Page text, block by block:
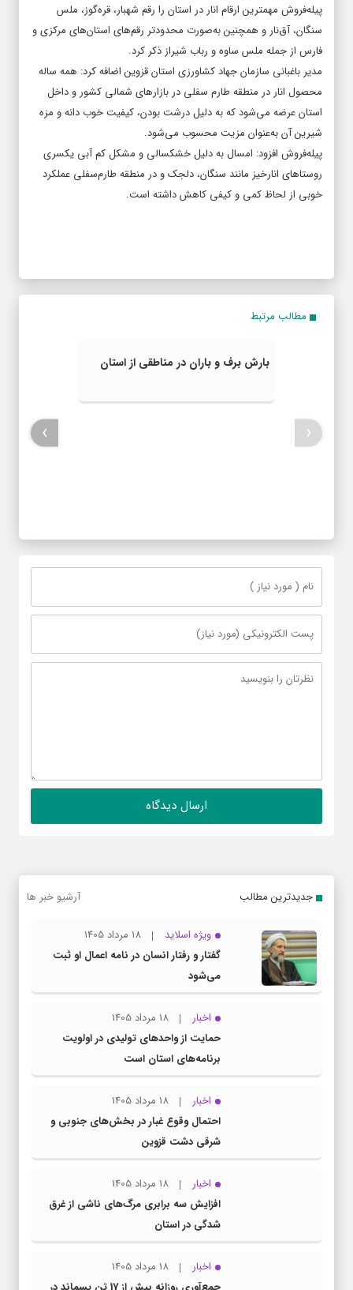
پیله‌فروش مهمترین ارقام انار در استان را رقم شهبار، قره‌گوز، ملس
سنگان، آق‌نار و همچنین به‌صورت محدودتر رقم‌های استان‌های مرکزی و
فارس از جمله ملس ساوه و رباب شیراز ذکر کرد.
مدیر باغبانی سازمان جهاد کشاورزی استان قزوین اضافه کرد: همه ساله
محصول انار در منطقه طارم سفلی در بازار‌های شمالی کشور و داخل
استان عرضه می‌شود که به دلیل درشت بودن، کیفیت خوب دانه و مزه
شیرین آن به‌عنوان مزیت محسوب می‌شود.
پیله‌فروش افزود: امسال به دلیل خشکسالی و مشکل کم آبی یکسری
روستاهای انارخیز مانند سنگان، دلجک و در منطقه طارم‌سفلی عملکرد
خوبی از لحاظ کمی و کیفی کاهش داشته است.
مطالب مرتبط
بارش برف و باران در مناطقی از استان
‹
›
جدیدترین مطالب آرشیو خبر ها
ویژه اسلاید
18 مرداد 1405
گفتار و رفتار انسان در نامه اعمال او ثبت
می‌شود
اخبار
18 مرداد 1405
حمایت از واحدهای تولیدی در اولویت
برنامه‌های استان است
اخبار
18 مرداد 1405
احتمال وقوع غبار در بخش‌های جنوبی و
شرقی دشت قزوین
اخبار
18 مرداد 1405
افزایش سه برابری مرگ‌های ناشی از غرق
شدگی در استان
اخبار
18 مرداد 1405